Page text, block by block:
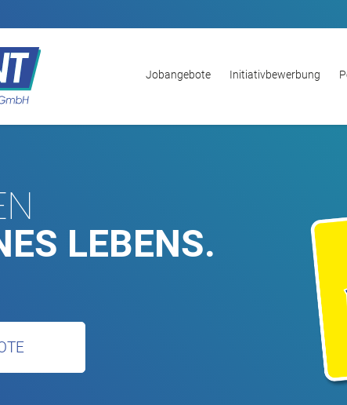
Jobangebote Initiativbewerbung
LEBENS.